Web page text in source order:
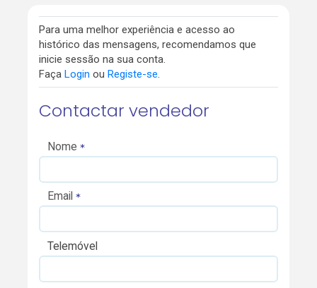
Para uma melhor experiência e acesso ao
histórico das mensagens, recomendamos que
inicie sessão na sua conta.
Faça Login ou Registe-se.
Contactar vendedor
Nome
Email
Telemóvel